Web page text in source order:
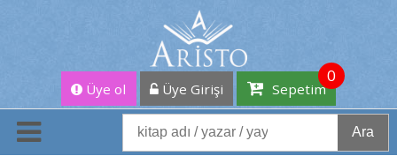
Üye ol Üye Girişi Sepetim
0
Ara